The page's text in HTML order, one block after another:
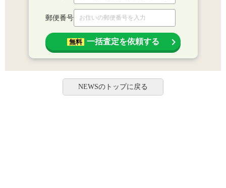
郵便番号
無料 一括査定を依頼する
NEWSのトップに戻る